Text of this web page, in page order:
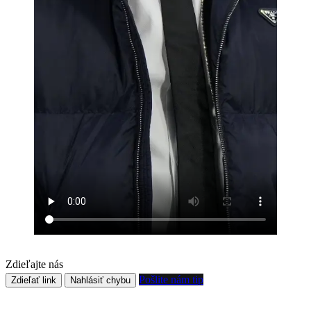
Zdieľajte nás
Zdieľať link Nahlásiť chybu Pošlite nám tip